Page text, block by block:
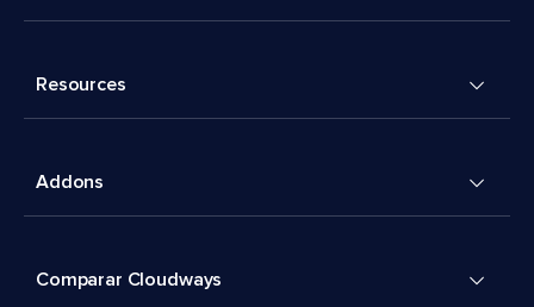
Resources
Addons
Comparar Cloudways